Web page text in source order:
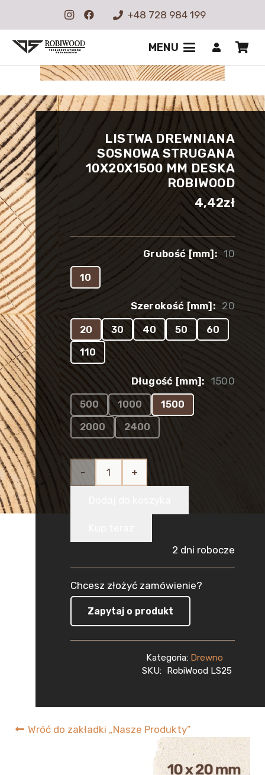
+48 728 984 199
MENU
Wróć do zakładki „Nasze Produkty”
LISTWA DREWNIANA
SOSNOWA STRUGANA
10X20X1500 MM DESKA
ROBIWOOD
4,42zł
Grubość [mm]: 10
10
Szerokość [mm]: 20
20 30 40 50 60
110
Długość [mm]: 1500
500 1000 1500
2000 2400
ilość
Sosnowa
Strugana
10x20x1500
Deska
2 dni robocze
Chcesz złożyć zamówienie?
Zapytaj o produkt
Kategoria: Drewno
SKU: RobiWood LS25